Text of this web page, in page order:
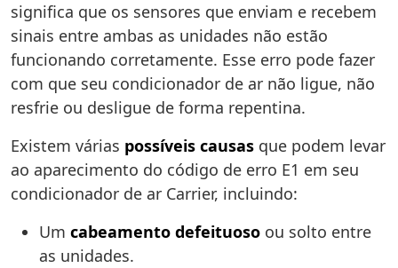
significa que os sensores que enviam e recebem
sinais entre ambas as unidades não estão
funcionando corretamente. Esse erro pode fazer
com que seu condicionador de ar não ligue, não
resfrie ou desligue de forma repentina.
Existem várias possíveis causas que podem levar
ao aparecimento do código de erro E1 em seu
condicionador de ar Carrier, incluindo:
Um cabeamento defeituoso ou solto entre
as unidades.